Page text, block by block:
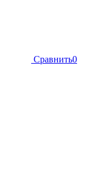
Сравнить0